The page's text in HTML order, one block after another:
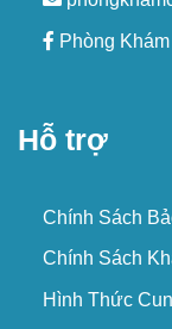
Phòng
Hỗ trợ
Chính Sách
Chính Sách
Hình Thức